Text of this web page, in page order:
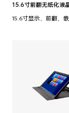
15.6寸前翻无纸化液
15.6寸显示，前翻，